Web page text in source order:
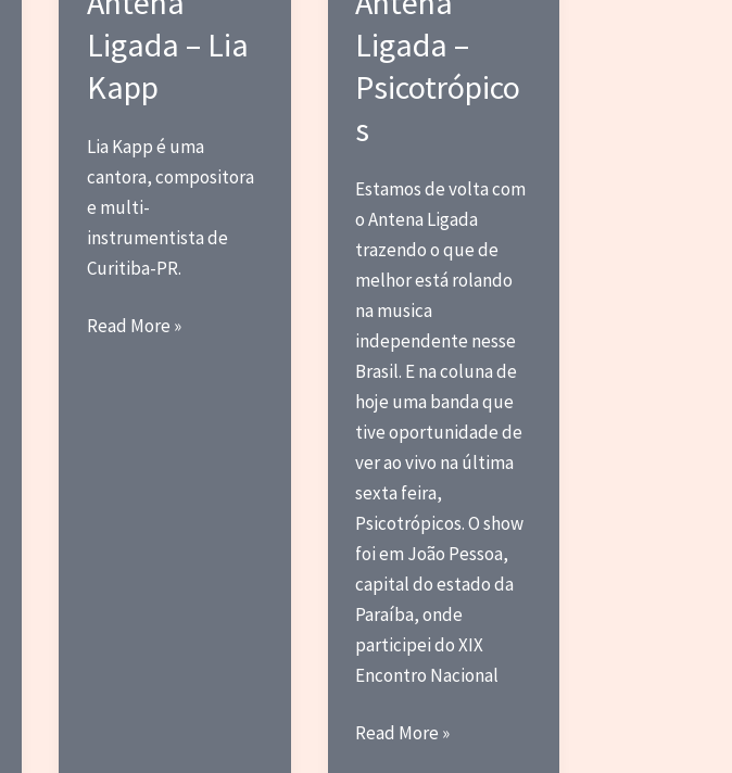
Ligada – Lia
Kapp
Lia Kapp é uma
cantora, compositora
e multi-
instrumentista de
Curitiba-PR.
Antena
Read More »
Ligada –
Psicotrópico
s
Estamos de volta com
o Antena Ligada
trazendo o que de
melhor está rolando
na musica
independente nesse
Brasil. E na coluna de
hoje uma banda que
tive oportunidade de
ver ao vivo na última
sexta feira,
Psicotrópicos. O show
foi em João Pessoa,
capital do estado da
Paraíba, onde
participei do XIX
Encontro Nacional
Antena
Read More »